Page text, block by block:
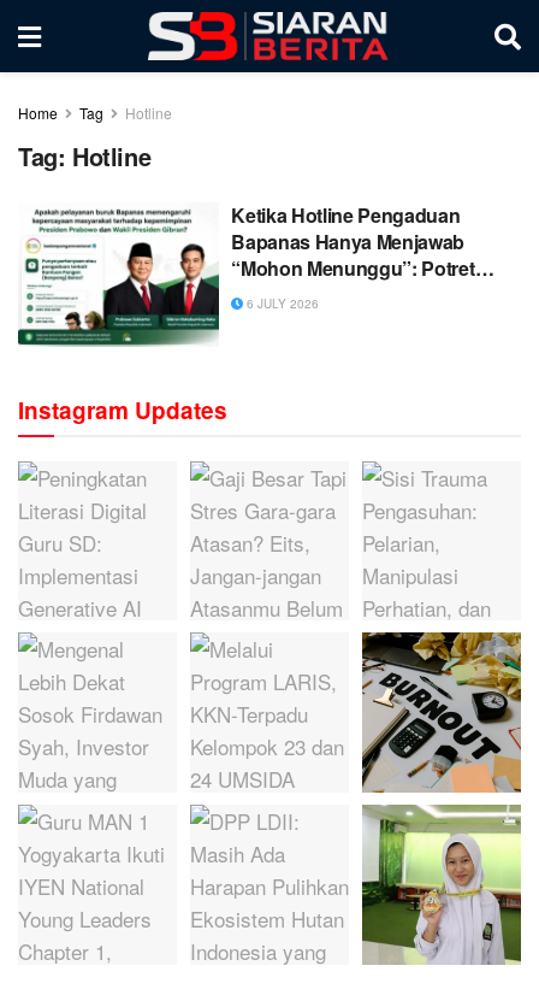
Home Tag Hotline
Tag: Hotline
Ketika Hotline Pengaduan
Bapanas Hanya Menjawab
“Mohon Menunggu”: Potret
Akuntabilitas Pelayanan Publik
6 JULY 2026
Instagram Updates